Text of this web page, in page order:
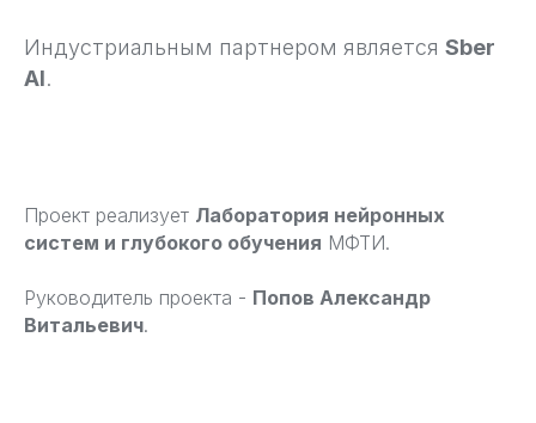
Индустриальным партнером является Sber
AI.
Проект реализует Лаборатория нейронных
систем и глубокого обучения МФТИ.
Руководитель проекта - Попов Александр
Витальевич.